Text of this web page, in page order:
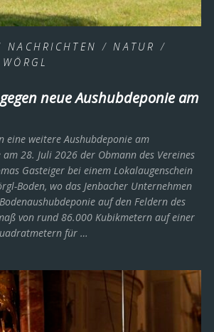
NACHRICHTEN /NATUR /
WÖRGL
neue Aushubdeponie am
eine weitere Aushubdeponie am
28. Juli 2026 der Obmann des Vereines
Gasteiger bei einem Lokalaugenschein
Boden, wo das Jenbacher Unternehmen
auf den Feldern des
von rund 86.000 Kubikmetern auf einer
für …